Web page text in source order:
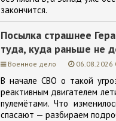
закончится.
Посылка страшнее
туда, куда раньше не
Военное дело 06.08.2026
В начале СВО о такой
реактивным двигателем
пулемётами. Что
спасают — разбираем